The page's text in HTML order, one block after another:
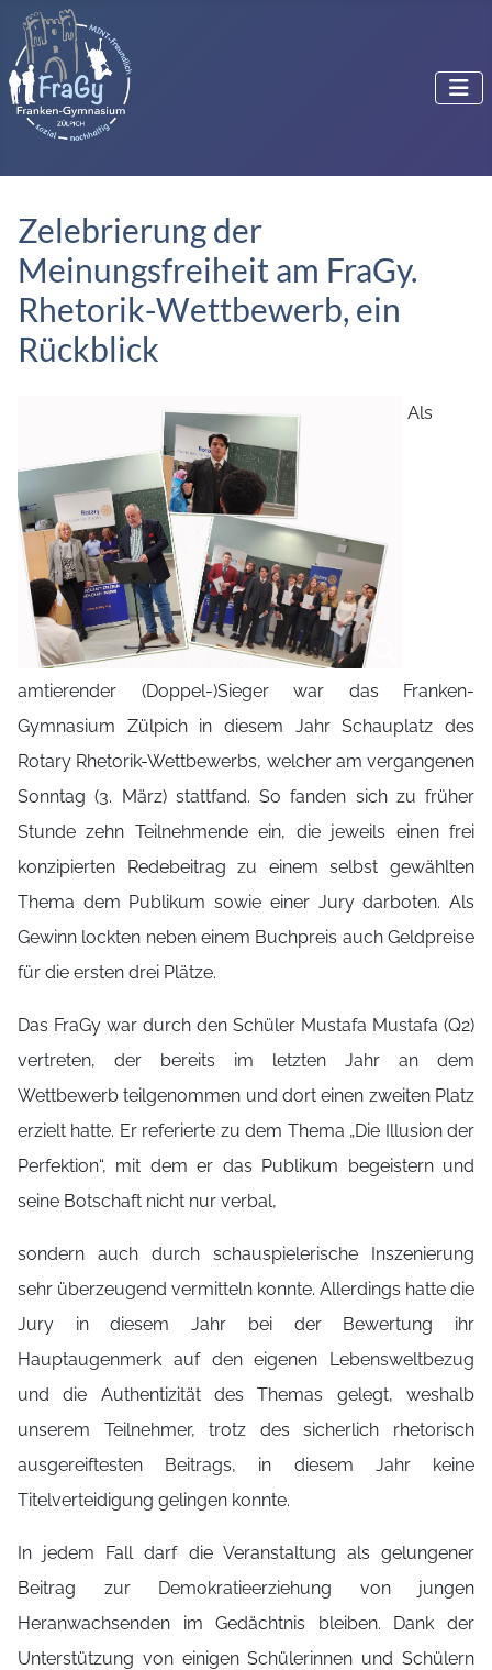
Zelebrierung der
Meinungsfreiheit am FraGy.
Rhetorik-Wettbewerb, ein
Rückblick
Als
amtierender (Doppel-)Sieger war das Franken-
Gymnasium Zülpich in diesem Jahr Schauplatz des
Rotary Rhetorik-Wettbewerbs, welcher am vergangenen
Sonntag (3. März) stattfand. So fanden sich zu früher
Stunde zehn Teilnehmende ein, die jeweils einen frei
konzipierten Redebeitrag zu einem selbst gewählten
Thema dem Publikum sowie einer Jury darboten. Als
Gewinn lockten neben einem Buchpreis auch Geldpreise
für die ersten drei Plätze.
Das FraGy war durch den Schüler Mustafa Mustafa (Q2)
vertreten, der bereits im letzten Jahr an dem
Wettbewerb teilgenommen und dort einen zweiten Platz
erzielt hatte. Er referierte zu dem Thema „Die Illusion der
Perfektion“, mit dem er das Publikum begeistern und
seine Botschaft nicht nur verbal,
sondern auch durch schauspielerische Inszenierung
sehr überzeugend vermitteln konnte. Allerdings hatte die
Jury in diesem Jahr bei der Bewertung ihr
Hauptaugenmerk auf den eigenen Lebensweltbezug
und die Authentizität des Themas gelegt, weshalb
unserem Teilnehmer, trotz des sicherlich rhetorisch
ausgereiftesten Beitrags, in diesem Jahr keine
Titelverteidigung gelingen konnte.
In jedem Fall darf die Veranstaltung als gelungener
Beitrag zur Demokratieerziehung von jungen
Heranwachsenden im Gedächtnis bleiben. Dank der
Unterstützung von einigen Schülerinnen und Schülern